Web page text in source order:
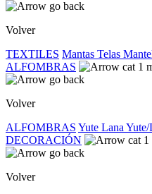
Volver
TEXTILES Mantas Telas
ALFOMBRAS
Volver
ALFOMBRAS Yute Lana Yute/
DECORACIÓN
Volver